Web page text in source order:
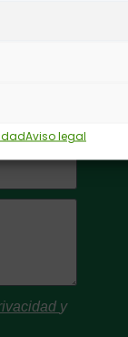
Aviso legal
y